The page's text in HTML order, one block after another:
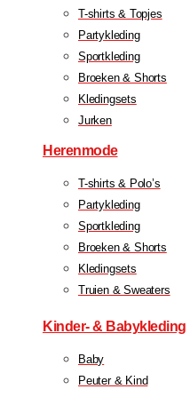
T-shirts & Topjes
Partykleding
Sportkleding
Broeken & Shorts
Kledingsets
Jurken
Herenmode
T-shirts & Polo’s
Partykleding
Sportkleding
Broeken & Shorts
Kledingsets
Truien & Sweaters
Kinder- & Babykleding
Baby
Peuter & Kind